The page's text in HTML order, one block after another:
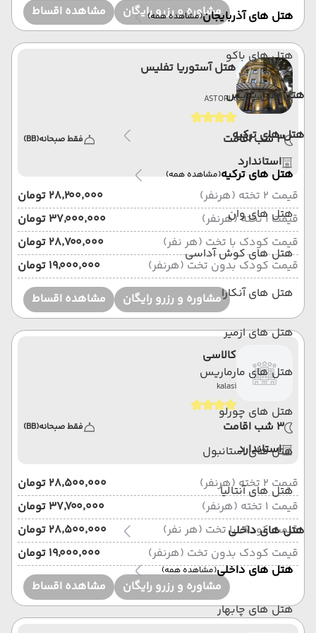
هتل های آذربایجان(مشاهده همه)
هتل های باکو
هتل های پاریس
هتل های ترکیه
هتل های ترکیه(مشاهده همه)
هتل های وان
هتل های کوش آداسی
هتل های آنکارا
هتل های ازمیر
هتل های مارماریس
هتل های چورلو
هتل های استانبول
هتل های آنتالیا
هتل های داخلی
هتل های داخلی(مشاهده همه)
هتل های چابهار
مشاوره و رزرو رایگان
مشاهده اقساط
هتل آستوریا تفلیس
ASTORIA
3 شب اقامت فقط صبحانه(BB)
استاندارد
قیمت 2 تخته (هرنفر)
۲۸٬۲۰۰٬۰۰۰ تومان
قیمت 1 تخته (هرنفر)
۳۷٬۰۰۰٬۰۰۰ تومان
قیمت کودک با تخت (هر نفر)
۲۸٬۷۰۰٬۰۰۰ تومان
قیمت کودک بدون تخت (هرنفر)
۱۹٬۰۰۰٬۰۰۰ تومان
مشاوره و رزرو رایگان
مشاهده اقساط
کالاسی
kalasi
3 شب اقامت فقط صبحانه(BB)
استاندارد
قیمت 2 تخته (هرنفر)
۲۸٬۵۰۰٬۰۰۰ تومان
قیمت 1 تخته (هرنفر)
۳۷٬۷۰۰٬۰۰۰ تومان
قیمت کودک با تخت (هر نفر)
۲۸٬۵۰۰٬۰۰۰ تومان
قیمت کودک بدون تخت (هرنفر)
۱۹٬۰۰۰٬۰۰۰ تومان
مشاوره و رزرو رایگان
مشاهده اقساط